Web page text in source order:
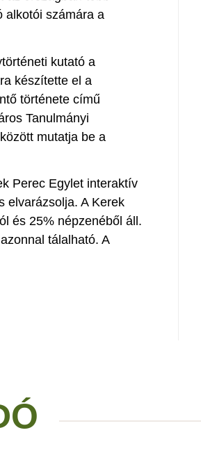
alkotói számára a
kutató a
készítette el a
története című
Tanulmányi
mutatja be a
Perec Egylet interaktív
elvarázsolja. A Kerek
és 25% népzenéből áll.
tálalható. A